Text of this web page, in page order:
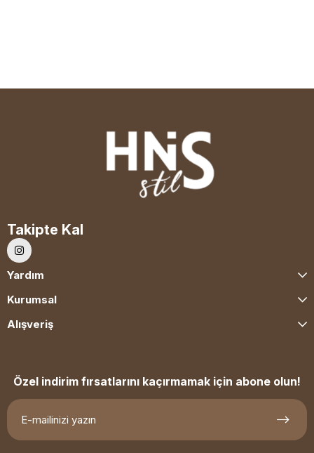
Takipte Kal
Yardım
Kurumsal
Alışveriş
Özel indirim fırsatlarını kaçırmamak için abone olun!